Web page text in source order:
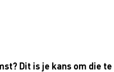
Dit is je kans om die